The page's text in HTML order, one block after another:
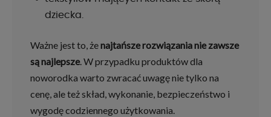
dziecka.
Ważne jest to, żenajtańsze rozwiązania nie zawsze
są najlepsze. W przypadku produktów dla
noworodka warto zwracać uwagę nie tylko na
cenę, ale też skład, wykonanie, bezpieczeństwo i
wygodę codziennego użytkowania.